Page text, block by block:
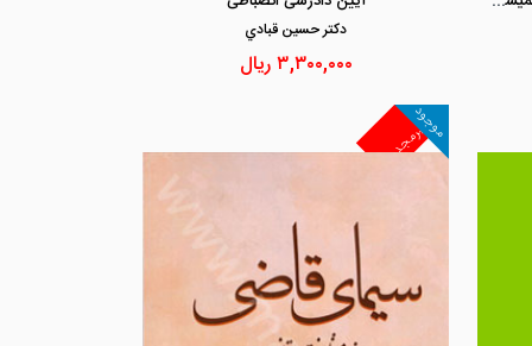
دكتر حسين قبادي
۳,۳۰۰,۰۰۰ریال
غیرمجد
موجود